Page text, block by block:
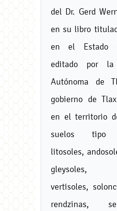
del Dr. Gerd
en su libro
en el Estado
editado por la
Autónoma de
gobierno de
en el territorio
suelos tipo
litosoles,
gleysoles,
vertisoles,
rendzinas,